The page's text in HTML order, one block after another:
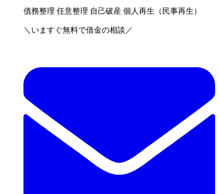
債務整理 任意整理 自己破産個人再生（民事再生）
＼いますぐ無料で借金の相談／